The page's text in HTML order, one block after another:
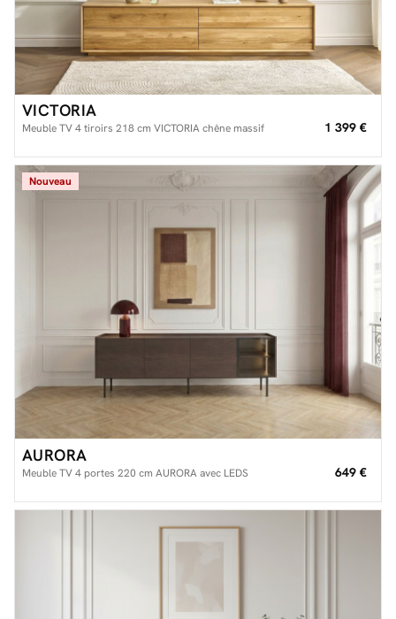
VICTORIA
Meuble TV 4 tiroirs 218 cm VICTORIA chêne massif 1 399 €
Nouveau
AURORA
Meuble TV 4 portes 220 cm AURORA avec LEDS 649 €